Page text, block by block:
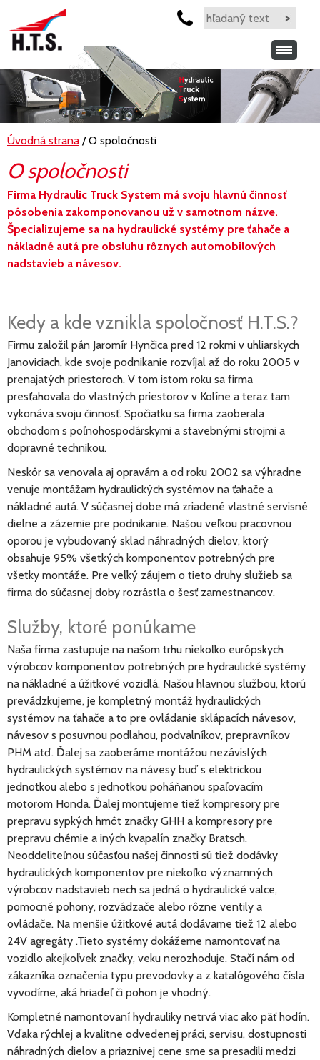
Úvodná strana / O spoločnosti
O spoločnosti
Firma Hydraulic Truck System má svoju hlavnú činnosť
pôsobenia zakomponovanou už v samotnom názve.
Špecializujeme sa na hydraulické systémy pre ťahače a
nákladné autá pre obsluhu rôznych automobilových
nadstavieb a návesov.
Kedy a kde vznikla spoločnosť H.T.S.?
Firmu založil pán Jaromír Hynčica pred 12 rokmi v uhliarskych
Janoviciach, kde svoje podnikanie rozvíjal až do roku 2005 v
prenajatých priestoroch. V tom istom roku sa firma
presťahovala do vlastných priestorov v Kolíne a teraz tam
vykonáva svoju činnosť. Spočiatku sa firma zaoberala
obchodom s poľnohospodárskymi a stavebnými strojmi a
dopravné technikou.
Neskôr sa venovala aj opravám a od roku 2002 sa výhradne
venuje montážam hydraulických systémov na ťahače a
nákladné autá. V súčasnej dobe má zriadené vlastné servisné
dielne a zázemie pre podnikanie. Našou veľkou pracovnou
oporou je vybudovaný sklad náhradných dielov, ktorý
obsahuje 95% všetkých komponentov potrebných pre
všetky montáže. Pre veľký záujem o tieto druhy služieb sa
firma do súčasnej doby rozrástla o šesť zamestnancov.
Služby, ktoré ponúkame
Naša firma zastupuje na našom trhu niekoľko európskych
výrobcov komponentov potrebných pre hydraulické systémy
na nákladné a úžitkové vozidlá. Našou hlavnou službou, ktorú
prevádzkujeme, je kompletný montáž hydraulických
systémov na ťahače a to pre ovládanie sklápacích návesov,
návesov s posuvnou podlahou, podvalníkov, prepravníkov
PHM atď. Ďalej sa zaoberáme montážou nezávislých
hydraulických systémov na návesy buď s elektrickou
jednotkou alebo s jednotkou poháňanou spaľovacím
motorom Honda. Ďalej montujeme tiež kompresory pre
prepravu sypkých hmôt značky GHH a kompresory pre
prepravu chémie a iných kvapalín značky Bratsch.
Neoddeliteľnou súčasťou našej činnosti sú tiež dodávky
hydraulických komponentov pre niekoľko významných
výrobcov nadstavieb nech sa jedná o hydraulické valce,
pomocné pohony, rozvádzače alebo rôzne ventily a
ovládače. Na menšie úžitkové autá dodávame tiež 12 alebo
24V agregáty .Tieto systémy dokážeme namontovať na
vozidlo akejkoľvek značky, veku nerozhoduje. Stačí nám od
zákazníka označenia typu prevodovky a z katalógového čísla
vyvodíme, aká hriadeľ či pohon je vhodný.
Kompletné namontovaní hydrauliky netrvá viac ako päť hodín.
Vďaka rýchlej a kvalitne odvedenej práci, servisu, dostupnosti
náhradných dielov a priaznivej cene sme sa presadili medzi